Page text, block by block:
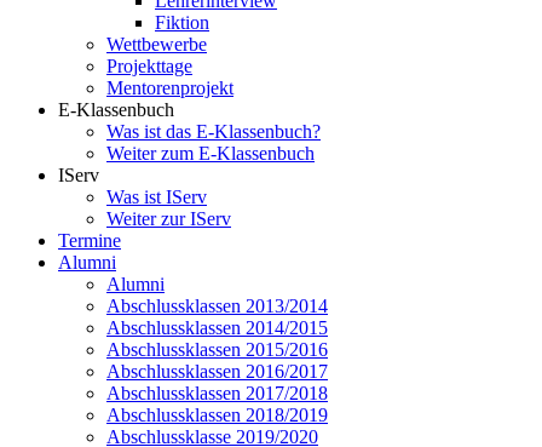
Fiktion
Wettbewerbe
Projekttage
Mentorenprojekt
E-Klassenbuch
Was ist das E-Klassenbuch?
Weiter zum E-Klassenbuch
IServ
Was ist IServ
Weiter zur IServ
Termine
Alumni
Alumni
Abschlussklassen 2013/2014
Abschlussklassen 2014/2015
Abschlussklassen 2015/2016
Abschlussklassen 2016/2017
Abschlussklassen 2017/2018
Abschlussklassen 2018/2019
Abschlussklasse 2019/2020